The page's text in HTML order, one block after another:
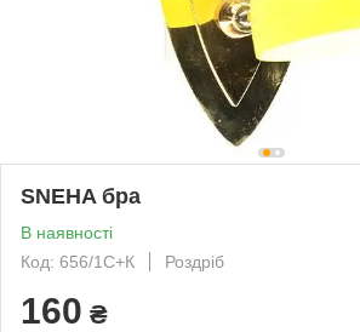
SNEHA бра
В наявності
Код: 656/1С+К
Роздріб
160 ₴